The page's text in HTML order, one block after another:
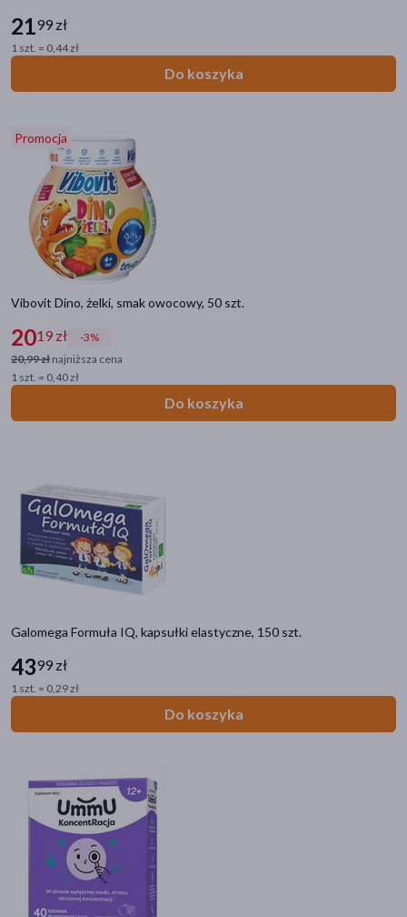
2199 zł
1 szt. = 0,44 zł
Do koszyka
Promocja
Vibovit Dino, żelki, smak owocowy, 50 szt.
2019 zł
-3%
20,99 zł najniższa cena
1 szt. = 0,40 zł
Do koszyka
Galomega Formuła IQ, kapsułki elastyczne, 150 szt.
4399 zł
1 szt. = 0,29 zł
Do koszyka